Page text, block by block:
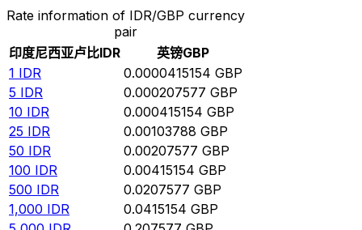
Rate information of IDR/GBP currency
pair
印度尼西亚卢比IDR 英镑GBP
1 IDR 0.0000415154 GBP
5 IDR 0.000207577 GBP
10 IDR 0.000415154 GBP
25 IDR 0.00103788 GBP
50 IDR 0.00207577 GBP
100 IDR 0.00415154 GBP
500 IDR 0.0207577 GBP
1,000 IDR 0.0415154 GBP